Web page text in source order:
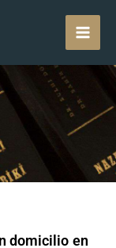
domicilio en